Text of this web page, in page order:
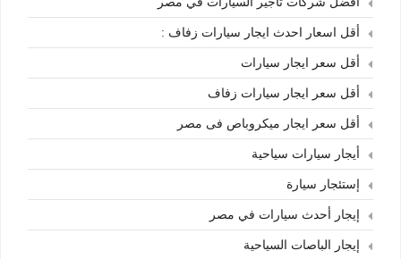
أقل اسعار احدث ايجار سيارات زفاف :
أقل سعر ايجار سيارات
أقل سعر ايجار سيارات زفاف
أقل سعر ايجار ميكروباص فى مصر
أيجار سيارات سياحية
إستئجار سيارة
إيجار أحدث سيارات في مصر
إيجار الباصات السياحية